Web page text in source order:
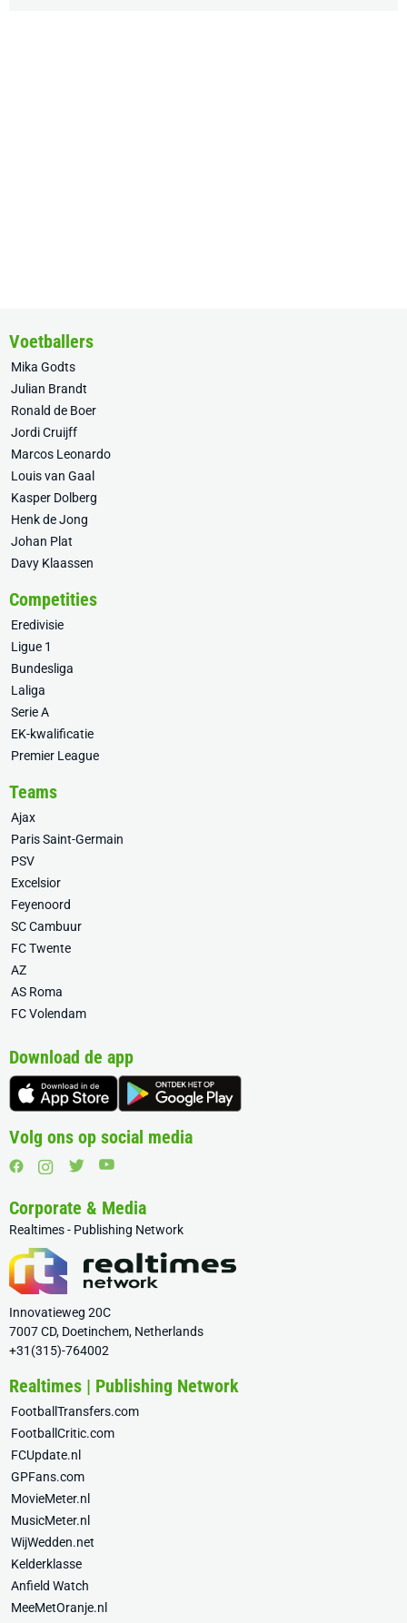
Voetballers
Mika Godts
Julian Brandt
Ronald de Boer
Jordi Cruijff
Marcos Leonardo
Louis van Gaal
Kasper Dolberg
Henk de Jong
Johan Plat
Davy Klaassen
Competities
Eredivisie
Ligue 1
Bundesliga
Laliga
Serie A
EK-kwalificatie
Premier League
Teams
Ajax
Paris Saint-Germain
PSV
Excelsior
Feyenoord
SC Cambuur
FC Twente
AZ
AS Roma
FC Volendam
Download de app
Volg ons op social media
Corporate & Media
Realtimes - Publishing Network
Innovatieweg 20C
7007 CD, Doetinchem, Netherlands
+31(315)-764002
Realtimes | Publishing Network
FootballTransfers.com
FootballCritic.com
FCUpdate.nl
GPFans.com
MovieMeter.nl
MusicMeter.nl
WijWedden.net
Kelderklasse
Anfield Watch
MeeMetOranje.nl